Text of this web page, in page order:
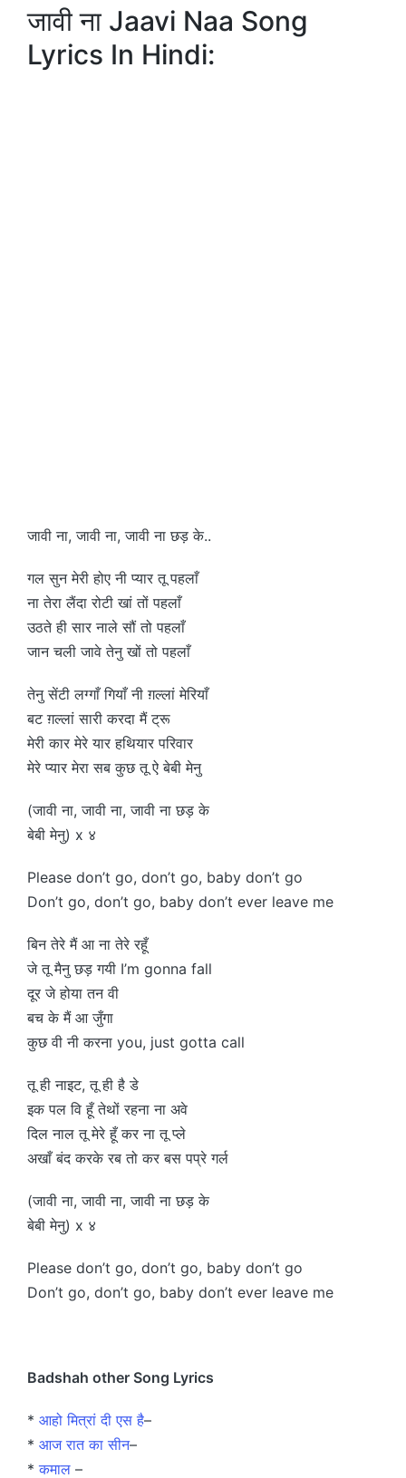
जावी ना Jaavi Naa Song
Lyrics In Hindi:
जावी ना, जावी ना, जावी ना छड़ के..
गल सुन मेरी होए नी प्यार तू पहलाँ
ना तेरा लैंदा रोटी खां तों पहलाँ
उठते ही सार नाले सौं तो पहलाँ
जान चली जावे तेनु खों तो पहलाँ
तेनु सेंटी लग्गाँ गियाँ नी ग़ल्लां मेरियाँ
बट ग़ल्लां सारी करदा मैं ट्रू
मेरी कार मेरे यार हथियार परिवार
मेरे प्यार मेरा सब कुछ तू ऐ बेबी मेनु
(जावी ना, जावी ना, जावी ना छड़ के
बेबी मेनु) x ४
Please don’t go, don’t go, baby don’t go
Don’t go, don’t go, baby don’t ever leave me
बिन तेरे मैं आ ना तेरे रहूँ
जे तू मैनु छड़ गयी I’m gonna fall
दूर जे होया तन वी
बच के मैं आ जुँगा
कुछ वी नी करना you, just gotta call
तू ही नाइट, तू ही है डे
इक पल वि हूँ तेथों रहना ना अवे
दिल नाल तू मेरे हूँ कर ना तू प्ले
अखाँ बंद करके रब तो कर बस पप्रे गर्ल
(जावी ना, जावी ना, जावी ना छड़ के
बेबी मेनु) x ४
Please don’t go, don’t go, baby don’t go
Don’t go, don’t go, baby don’t ever leave me
Badshah other Song Lyrics
* आहो मित्रां दी एस है–
* आज रात का सीन–
*कमाल –